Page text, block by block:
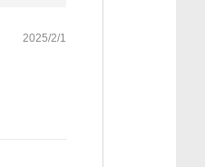
2025/2/1